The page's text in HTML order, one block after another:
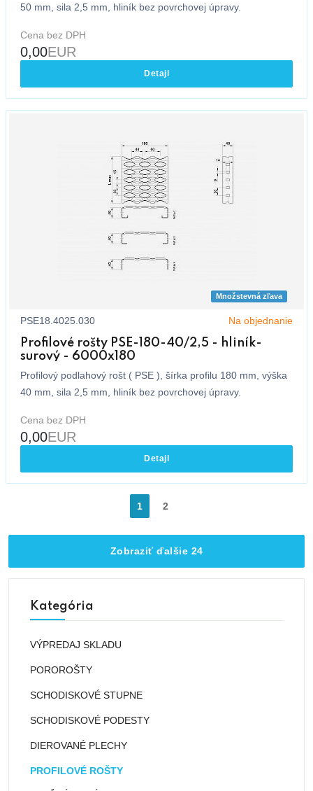
50 mm, sila 2,5 mm, hliník bez povrchovej úpravy.
Cena bez DPH
0,00EUR
Detajl
Množstevná zľava
PSE18.4025.030 Na objednanie
Profilové rošty PSE-180-40/2,5 - hliník-
surový - 6000x180
Profilový podlahový rošt ( PSE ), šírka profilu 180 mm, výška
40 mm, sila 2,5 mm, hliník bez povrchovej úpravy.
Cena bez DPH
0,00EUR
Detajl
1 2
Zobraziť ďalšie 24
Kategória
VÝPREDAJ SKLADU
POROROŠTY
SCHODISKOVÉ STUPNE
SCHODISKOVÉ PODESTY
DIEROVANÉ PLECHY
PROFILOVÉ ROŠTY